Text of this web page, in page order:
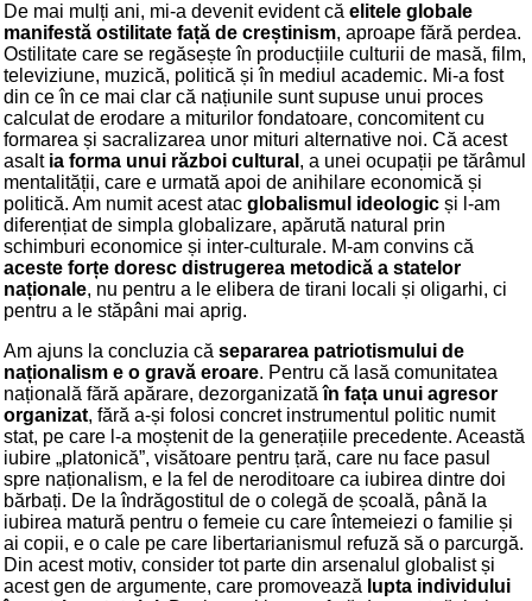
De mai mulți ani, mi-a devenit evident că elitele globale
manifestă ostilitate față de creștinism, aproape fără perdea.
Ostilitate care se regăsește în producțiile culturii de masă, film,
televiziune, muzică, politică și în mediul academic. Mi-a fost
din ce în ce mai clar că națiunile sunt supuse unui proces
calculat de erodare a miturilor fondatoare, concomitent cu
formarea și sacralizarea unor mituri alternative noi. Că acest
asalt ia forma unui război cultural , a unei ocupații pe tărâmul
mentalității, care e urmată apoi de anihilare economică și
politică. Am numit acest atac globalismul ideologic și l-am
diferențiat de simpla globalizare, apărută natural prin
schimburi economice și inter-culturale. M-am convins că
aceste forțe doresc distrugerea metodică a statelor
naționale, nu pentru a le elibera de tirani locali și oligarhi, ci
pentru a le stăpâni mai aprig.
Am ajuns la concluzia că separarea patriotismului de
naționalism e o gravă eroare. Pentru că lasă comunitatea
națională fără apărare, dezorganizatăîn fața unui agresor
organizat, fără a-și folosi concret instrumentul politic numit
stat, pe care l-a moștenit de la generațiile precedente. Această
iubire „platonică”, visătoare pentru țară, care nu face pasul
spre naționalism, e la fel de neroditoare ca iubirea dintre doi
bărbați. De la îndrăgostitul de o colegă de școală, până la
iubirea matură pentru o femeie cu care întemeiezi o familie și
ai copii, e o cale pe care libertarianismul refuză să o parcurgă.
Din acest motiv, consider tot parte din arsenalul globalist și
acest gen de argumente, care promovează lupta individului